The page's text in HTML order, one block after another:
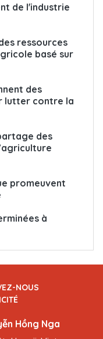
de l'industrie
ressources
basé sur
des
lutter contre la
des
promeuvent
à
NOUS
Hồng Nga